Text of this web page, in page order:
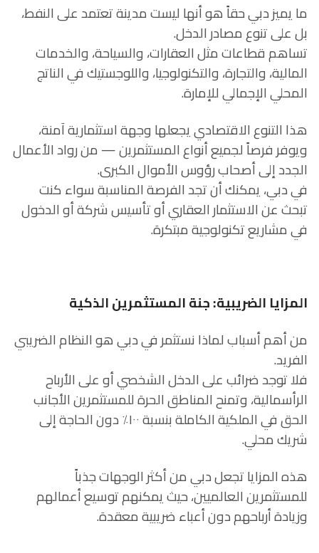
ما يميز دبي حقاً هو أنها ليست مدينة تعتمد على النفط،
بل على تنوع مصادر الدخل.
تساهم قطاعات مثل العقارات، والسياحة، والخدمات
المالية، والتجارة، والتكنولوجيا، واللوجستيك في الناتج
المحلي الإجمالي للإمارة.
هذا التنوع الاقتصادي يجعلها وجهة استثمارية آمنة،
ويوفر فرصاً لجميع أنواع المستثمرين — من رواد الأعمال
الجدد إلى أصحاب رؤوس الأموال الكبرى.
في دبي، يمكنك أن تجد الفرصة المناسبة سواء كنت
تبحث عن الاستثمار العقاري أو تأسيس شركة أو الدخول
في مشاريع تكنولوجية مبتكرة.
المزايا الضريبية: جنة المستثمرين الذكية
من أهم أسباب لماذا نستثمر في دبي هو النظام الضريبي
الفريد.
فلا توجد ضرائب على الدخل الشخصي أو على الأرباح
الرأسمالية، وتمنح المناطق الحرة للمستثمرين الأجانب
الحق في الملكية الكاملة بنسبة ١٠٠٪ دون الحاجة إلى
شريك محلي.
هذه المزايا تجعل دبي من أكثر الوجهات جذباً
للمستثمرين العالميين، حيث يمكنهم توسيع أعمالهم
وزيادة أرباحهم دون أعباء ضريبية معقدة.